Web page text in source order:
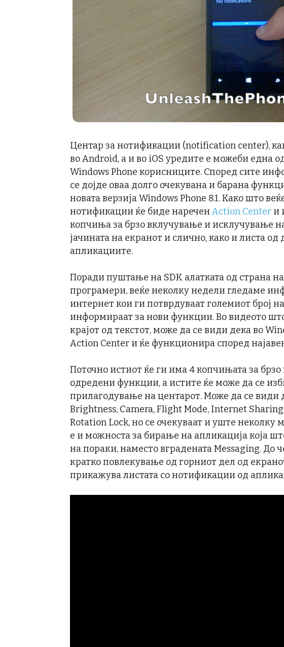
Центар за нотификации (notification center),
во Android, а и во iOS уредите е можеби една
Windows Phone корисниците. Според сите
се дојде оваа долго очекувана и барана
новата верзија Windows Phone 8.1. Како што
нотификации ќе биде наречен Action Center и
копчиња за брзо вклучување и исклучување
јачината на екранот и слично, како и листа
апликациите.
Поради пуштање на SDK алатката од страна
програмери, веќе неколку недели гледаме
интернет кои ги потврдуваат големиот број
информираат за нови функции. Во видеото
крајот од текстот, може да се види дека во
Action Center и ќе функционира според
Поточно истиот ќе ги има 4 копчињата за
одредени функции, а истите ќе може да се
прилагодување на центарот. Може да се види
Brightness, Camera, Flight Mode, Internet
Rotation Lock, но се очекуваат и уште неколку
е и можноста за бирање на апликација која
на пораки, наместо вградената Messaging. До
кратко повлекување од горниот дел од
прикажува листата со нотификации од